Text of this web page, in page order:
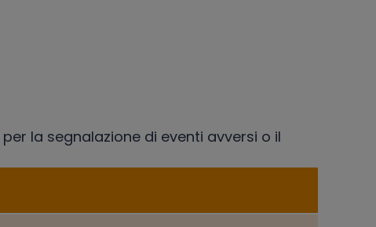
la segnalazione di eventi avversi o il